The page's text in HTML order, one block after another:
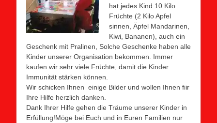
hat jedes Kind 10 Kilo
Früchte (2 Kilo Apfel
sinnen, Äpfel Mandarinen,
Kiwi, Bananen), auch ein
Geschenk mit Pralinen, Solche Geschenke haben alle
Kinder unserer Organisation bekommen. Immer
kaufen wir sehr viele Früchte, damit die Kinder
Immunität stärken können.
Wir schicken Ihnen einige Bilder und wollen Ihnen fiir
Ihre Hilfe herzlich danken.
Dank Ihrer Hilfe gehen die Träume unserer Kinder in
Erfüllung!Möge bei Euch und in Euren Familien nur